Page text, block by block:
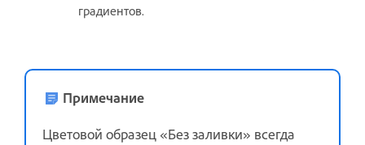
градиентов.
Примечание
Цветовой образец «Без заливки» всегда